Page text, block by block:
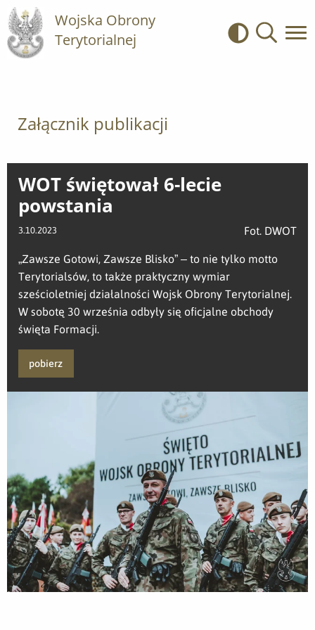
Wojska Obrony
Terytorialnej
Kontrast
Załącznik publikacji
WOT świętował 6-lecie
powstania
3.10.2023 Fot. DWOT
„Zawsze Gotowi, Zawsze Blisko” – to nie tylko motto
Terytorialsów, to także praktyczny wymiar
sześcioletniej działalności Wojsk Obrony Terytorialnej.
W sobotę 30 września odbyły się oficjalne obchody
święta Formacji.
pobierz